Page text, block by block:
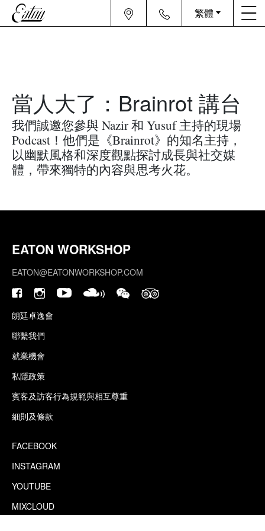
繁體
當人大了：Brainrot 講台
我們誠邀您參與 Nazir 和 Yusuf 主持的現場
Podcast！他們是《Brainrot》的知名主持，
以幽默風格和深度觀點探討成長與社交媒
體，帶來獨特的內容與思考火花。
EATON WORKSHOP
EATON@EATONWORKSHOP.COM
朗廷卓逸會
聯繫我們
就業機會
私隱政策
賓客及訪客行為規範與相互尊重
細則及條款
FACEBOOK
INSTAGRAM
YOUTUBE
MIXCLOUD